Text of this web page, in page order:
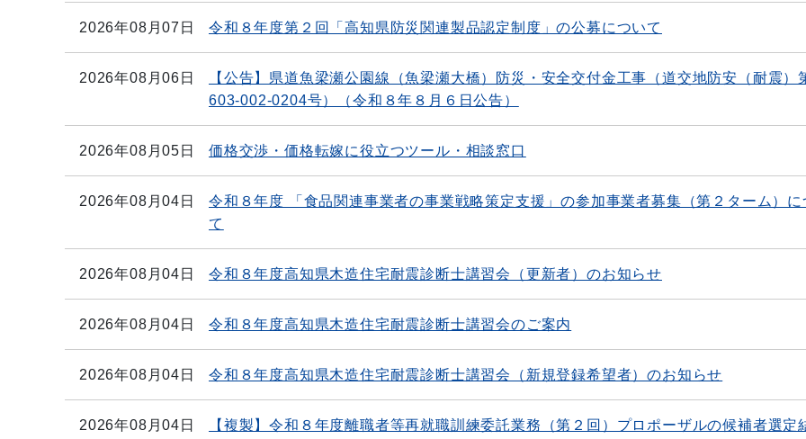
2026年08月07日 令和８年度第２回「高知県防災関連製品認定制度」の公募について
2026年08月06日
【公告】県道魚梁瀬公園線（魚梁瀬大橋）防災・安全交付金工事（道交地防安（耐震）
603-002-0204号）（令和８年８月６日公告）
2026年08月05日 価格交渉・価格転嫁に役立つツール・相談窓口
2026年08月04日
令和８年度 「食品関連事業者の事業戦略策定支援」の参加事業者募集（第２ターム）に
て
2026年08月04日 令和８年度高知県木造住宅耐震診断士講習会（更新者）のお知らせ
2026年08月04日 令和８年度高知県木造住宅耐震診断士講習会のご案内
2026年08月04日 令和８年度高知県木造住宅耐震診断士講習会（新規登録希望者）のお知らせ
2026年08月04日
【複製】令和８年度離職者等再就職訓練委託業務（第２回）プロポーザルの候補者選定